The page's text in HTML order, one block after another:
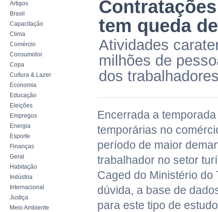
Artigos
Brasil
Capacitação
Clima
Comércio
Consumidor
Copa
Cultura & Lazer
Economia
Educação
Eleições
Empregos
Energia
Esporte
Finanças
Geral
Habitação
Indústria
Internacional
Justiça
Meio Ambiente
tem queda
Atividades
milhões de
dos
Encerrada a
temporárias no
período de maior
trabalhador no setor
Caged do Ministério do
dúvida, a base de
para este tipo de